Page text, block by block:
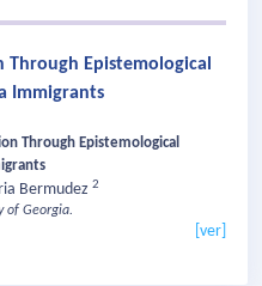
Through Epistemological
Immigrants
Through Epistemological
Bermudez 2
of Georgia.
[ver]